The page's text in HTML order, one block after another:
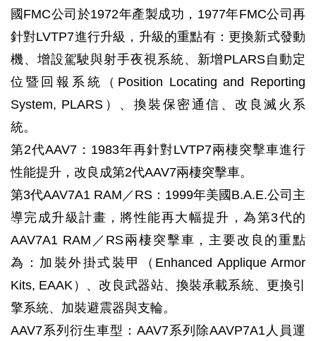
國FMC公司於1972年產製成功，1977年FMC公司再
針對LVTP7進行升級，升級的重點有：更換新式發動
機、增設駕駛與射手夜視系統、新增PLARS自動定
位暨回報系統（Position Locating and Reporting
System, PLARS）、換裝保密通信、改良滅火系
統。
第2代AAV7：1983年再針對LVTP7兩棲突擊車進行
性能提升，改良成第2代AAV7兩棲突擊車。
第3代AAV7A1 RAM／RS：1999年美國B.A.E.公司主
導完成升級計畫，將性能再大幅提升，為第3代的
AAV7A1 RAM／RS兩棲突擊車，主要改良的重點
為：加裝外掛式裝甲（Enhanced Applique Armor
Kits, EAAK）、改良武器站、換裝承載系統、更換引
擎系統、加裝避震器與支輪。
AAV7系列衍生車型：AAV7系列除AAVP7A1人員運